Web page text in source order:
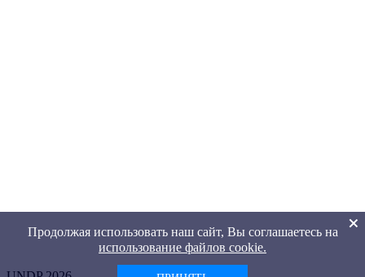
Продолжая использовать наш сайт, Вы соглашаетесь на
использование файлов cookie.